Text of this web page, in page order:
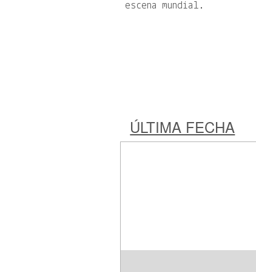
escena mundial.
ÚLTIMA FECHA